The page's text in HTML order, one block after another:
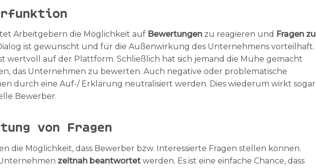
Arbeitgebern die Möglichkeit auf Bewertungenzu reagieren und Fragen zu
ist gewünscht und für die Außenwirkung des Unternehmens vorteilhaft.
wertvoll auf der Plattform. Schließlich hat sich jemand die Mühe gemacht
das Unternehmen zu bewerten. Auch negative oder problematische
durch eine Auf-/ Erklärung neutralisiert werden. Dies wiederum wirkt sogar
Bewerber.
von Fragen
die Möglichkeit, dass Bewerber bzw. Interessierte Fragen stellen können.
zeitnah beantwortetwerden. Es ist eine einfache Chance, dass